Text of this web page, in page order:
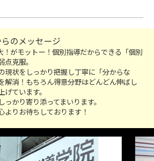
のメッセージ
がモットー！個別指導だからできる「個別
克服。
現状をしっかり把握し丁寧に「分からな
解消！もちろん得意分野はどんどん伸ばし
ています。
っかり寄り添ってまいります。
よりお待ちしております！